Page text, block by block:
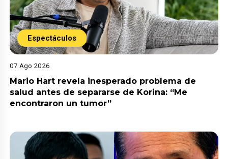
Espectáculos
07 Ago 2026
Mario Hart revela inesperado problema de
salud antes de separarse de Korina: “Me
encontraron un tumor”